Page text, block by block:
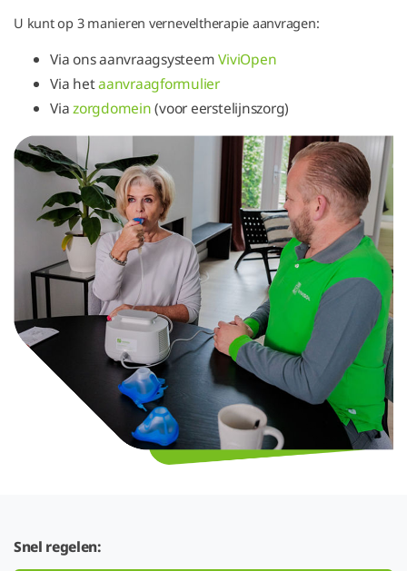
U kunt op 3 manieren verneveltherapie aanvragen:
Via ons aanvraagsysteemViviOpen
Via hetaanvraagformulier
Viazorgdomein(voor eerstelijnszorg)
Snel regelen: